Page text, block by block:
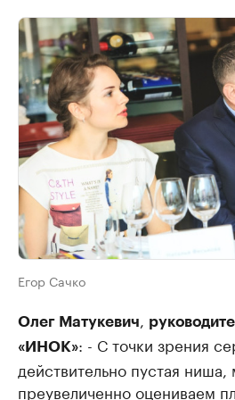
Егор Сачко
Олег Матукевич
«ИНОК»: - С точки зрения
действительно пустая ниша,
преувеличенно оцениваем